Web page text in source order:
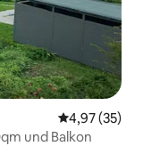
4,97 (35)
und Balkon